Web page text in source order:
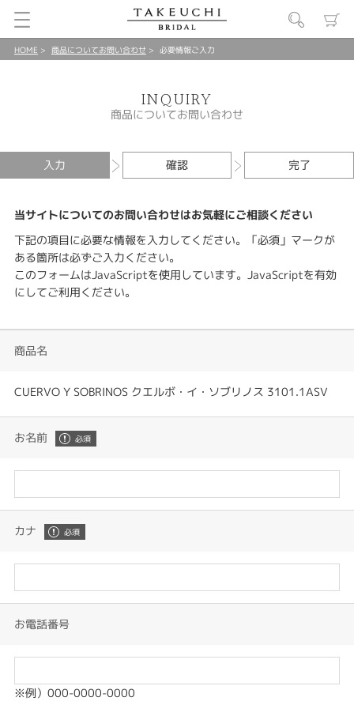
HOME 商品についてお問い合わせ 必要情報ご入力
INQUIRY
商品についてお問い合わせ
入力 確認 完了
当サイトについてのお問い合わせはお気軽にご相談ください
下記の項目に必要な情報を入力してください。「必須」マークが
ある箇所は必ずご入力ください。
このフォームはJavaScriptを使用しています。JavaScriptを有効
にしてご利用ください。
商品名
CUERVO Y SOBRINOS クエルボ・イ・ソブリノス 3101.1ASV
お名前
カナ
お電話番号
※例）000-0000-0000